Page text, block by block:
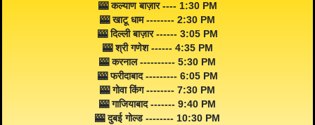
🎰 कल्याण बाज़ार ---- 1:30 PM
🎰 खाटू धाम -------- 2:30 PM
🎰 दिल्ली बाज़ार ------ 3:05 PM
🎰 श्री गणेश ------ 4:35 PM
🎰 करनाल ---------- 5:30 PM
🎰 फरीदाबाद --------- 6:05 PM
🎰 गोवा किंग -------- 7:30 PM
🎰 गाजियाबाद ------- 9:40 PM
🎰 दुबई गोल्ड -------- 10:30 PM